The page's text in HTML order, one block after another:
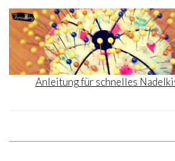
Anleitung für schnelles